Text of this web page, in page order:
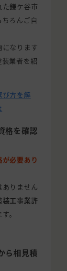
鎌ケ谷市
ろんご自
なります
業者を紹
び方を解
格を確認
必要あり
りません
装工事業許
。
ら相見積